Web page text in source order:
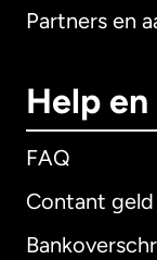
Partners en
Help
FAQ
Contant